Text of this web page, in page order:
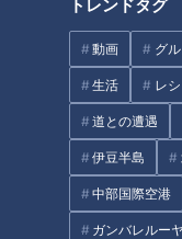
トレンドタグ
動画 グ
生活 レ
道との遭遇
伊豆半島
中部国際空港
ガンバレルーヤ
う直送便。通常のポ
軽い食感が特徴。ま
が感じられます。さ
香り高いトッピング
と、有明海産の「焼
たてポテトチップス
グで味変が楽しめま